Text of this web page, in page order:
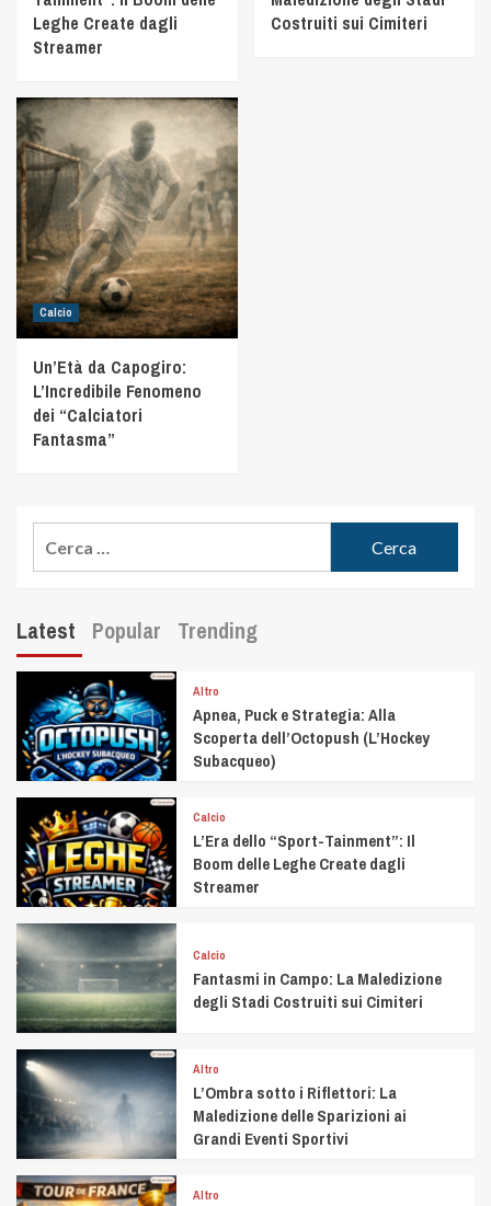
Leghe Create dagli
Streamer
Costruiti sui Cimiteri
Calcio
Un’Età da Capogiro:
L’Incredibile Fenomeno
dei “Calciatori
Fantasma”
Latest Popular Trending
Altro
Apnea, Puck e Strategia: Alla
Scoperta dell’Octopush (L’Hockey
Subacqueo)
Calcio
L’Era dello “Sport-Tainment”: Il
Boom delle Leghe Create dagli
Streamer
Calcio
Fantasmi in Campo: La Maledizione
degli Stadi Costruiti sui Cimiteri
Altro
L’Ombra sotto i Riflettori: La
Maledizione delle Sparizioni ai
Grandi Eventi Sportivi
Altro